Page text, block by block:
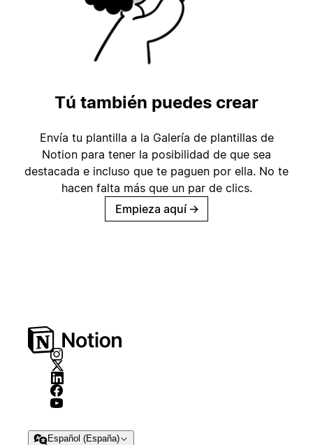
Tú también puedes crear
Envía tu plantilla a la Galería de plantillas de
Notion para tener la posibilidad de que sea
destacada e incluso que te paguen por ella. No te
hacen falta más que un par de clics.
Empieza aquí →
Español (España)